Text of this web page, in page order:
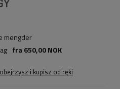
mengder
fra650,00 NOK
i kupisz od ręki